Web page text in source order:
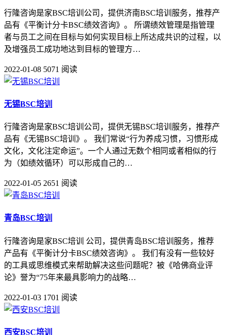
行隆咨询是家BSC培训公司，提供济南BSC培训服务，推荐产
品有《平衡计分卡BSC绩效咨询》。 所谓绩效管理是指管理
者与员工之间在目标与如何实现目标上所达成共识的过程，以
及增强员工成功地达到目标的管理方…
2022-01-08 5071 阅读
无锡BSC培训
行隆咨询是家BSC培训公司，提供无锡BSC培训服务，推荐产
品有《无锡BSC培训》。 我们常说“行为养成习惯，习惯形成
文化，文化注定命运”。一个人通过无数个相同或者相似的行
为（如绩效循环）可以形成自己的…
2022-01-05 2651 阅读
青岛BSC培训
行隆咨询是家BSC培训 公司，提供青岛BSC培训服务，推荐
产品有《平衡计分卡BSC绩效咨询》。 我们有没有一些较好
的工具或思维模式来帮助解决这些问题呢？被《哈佛商业评
论》誉为“75年来最具影响力的战略…
2022-01-03 1701 阅读
西安BSC培训